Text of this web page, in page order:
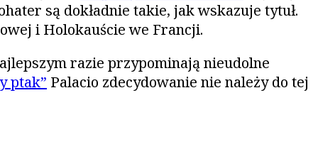
są dokładnie takie, jak wskazuje tytuł.
i Holokauście we Francji.
razie przypominają nieudolne
ptak” Palacio zdecydowanie nie należy do tej